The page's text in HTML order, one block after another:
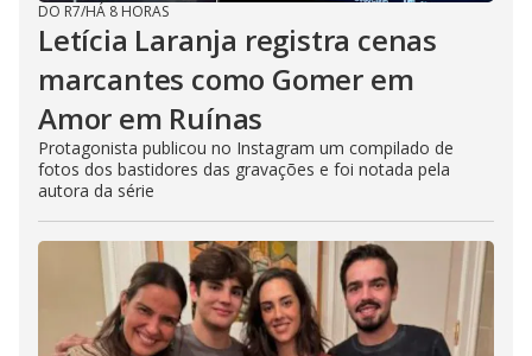
DO R7/HÁ 8 HORAS
Letícia Laranja registra cenas
marcantes como Gomer em
Amor em Ruínas
Protagonista publicou no Instagram um compilado de
fotos dos bastidores das gravações e foi notada pela
autora da série